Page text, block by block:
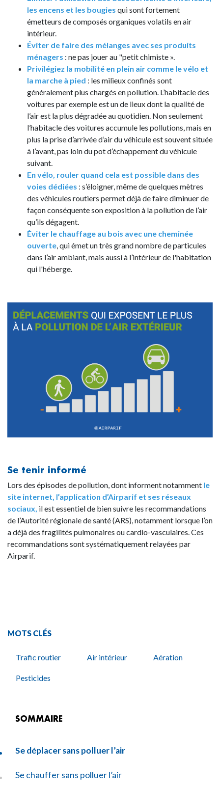
les encens et les bougies qui sont fortement
émetteurs de composés organiques volatils en air
intérieur.
Éviter de faire des mélanges avec ses produits
ménagers : ne pas jouer au "petit chimiste ».
Privilégiez la mobilité en plein air comme le vélo et
la marche à pied : les milieux confinés sont
généralement plus chargés en pollution. L’habitacle des
voitures par exemple est un de lieux dont la qualité de
l’air est la plus dégradée au quotidien. Non seulement
l’habitacle des voitures accumule les pollutions, mais en
plus la prise d’arrivée d’air du véhicule est souvent située
à l’avant, pas loin du pot d’échappement du véhicule
suivant.
En vélo, rouler quand cela est possible dans des
voies dédiées : s’éloigner, même de quelques mètres
des véhicules routiers permet déjà de faire diminuer de
façon conséquente son exposition à la pollution de l’air
qu’ils dégagent.
Éviter le chauffage au bois avec une cheminée
ouverte , qui émet un très grand nombre de particules
dans l’air ambiant, mais aussi à l’intérieur de l'habitation
qui l'héberge.
Se tenir informé
Lors des épisodes de pollution, dont informent notamment le
site internet, l’application d’Airparif et ses réseaux
sociaux, il est essentiel de bien suivre les recommandations
de l’Autorité régionale de santé (ARS), notamment lorsque l’on
a déjà des fragilités pulmonaires ou cardio-vasculaires. Ces
recommandations sont systématiquement relayées par
Airparif.
MOTS CLÉS
Trafic routier Air intérieur Aération
Pesticides
SOMMAIRE
Se déplacer sans polluer l’air
Se chauffer sans polluer l’air